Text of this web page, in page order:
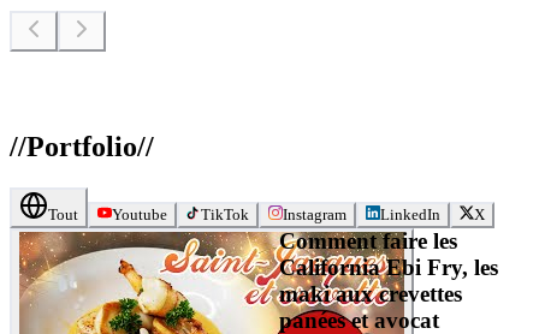
//Portfolio//
Tout Youtube TikTok Instagram LinkedIn X
Comment faire les
California Ebi Fry, les
maki aux crevettes
panées et avocat